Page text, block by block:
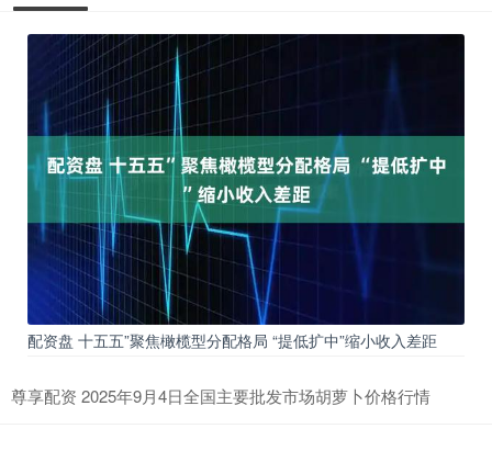
配资盘 十五五”聚焦橄榄型分配格局 “提低扩中”缩小收入差距
尊享配资 2025年9月4日全国主要批发市场胡萝卜价格行情